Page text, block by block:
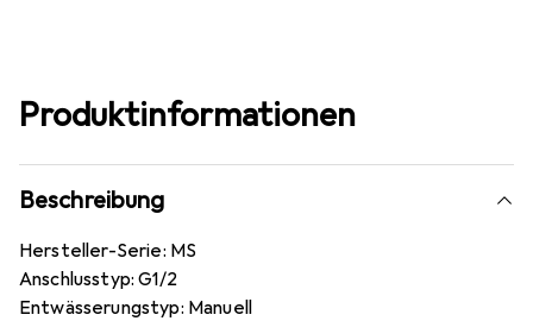
Produktinformationen
Beschreibung
Hersteller-Serie: MS
Anschlusstyp: G1/2
Entwässerungstyp: Manuell